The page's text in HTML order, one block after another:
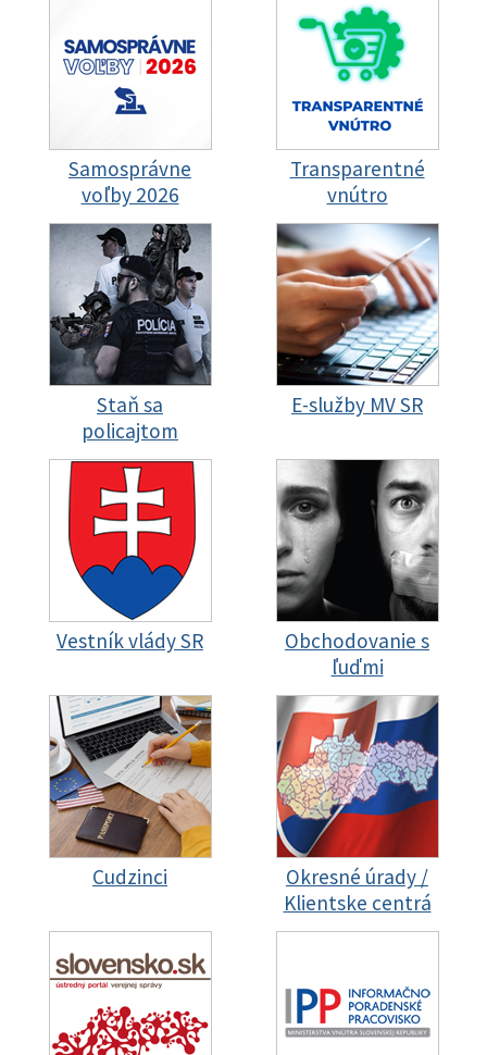
Samosprávne
voľby 2026
Transparentné
vnútro
Staň sa
policajtom
E-služby MV SR
Vestník vlády SR
Obchodovanie s
ľuďmi
Cudzinci
Okresné úrady /
Klientske centrá